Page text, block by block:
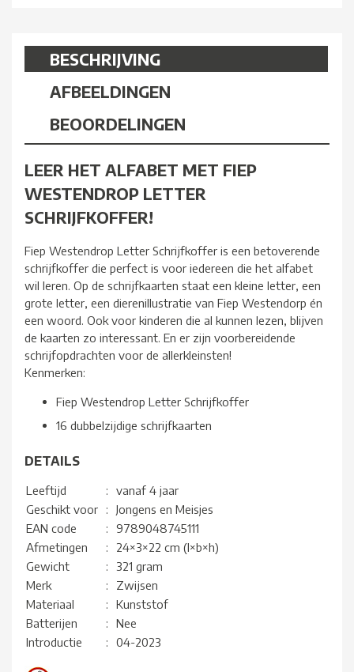
BESCHRIJVING
AFBEELDINGEN
BEOORDELINGEN
LEER HET ALFABET MET FIEP
WESTENDROP LETTER
SCHRIJFKOFFER!
Fiep Westendrop Letter Schrijfkoffer is een betoverende
schrijfkoffer die perfect is voor iedereen die het alfabet
wil leren. Op de schrijfkaarten staat een kleine letter, een
grote letter, een dierenillustratie van Fiep Westendorp én
een woord. Ook voor kinderen die al kunnen lezen, blijven
de kaarten zo interessant. En er zijn voorbereidende
schrijfopdrachten voor de allerkleinsten!
Kenmerken:
Fiep Westendrop Letter Schrijfkoffer
16 dubbelzijdige schrijfkaarten
DETAILS
Leeftijd :
vanaf 4 jaar
Geschikt voor
:
Jongens en Meisjes
EAN code
:
9789048745111
Afmetingen
:
24×3×22 cm (l×b×h)
Gewicht
:
321 gram
Merk
:
Zwijsen
Materiaal
:
Kunststof
Batterijen
:
Nee
Introductie
: 04-2023